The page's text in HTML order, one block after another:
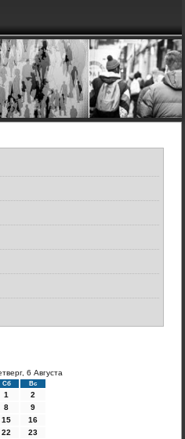
6 Августа
Сб Вс
1
2
8
9
15
16
22
23